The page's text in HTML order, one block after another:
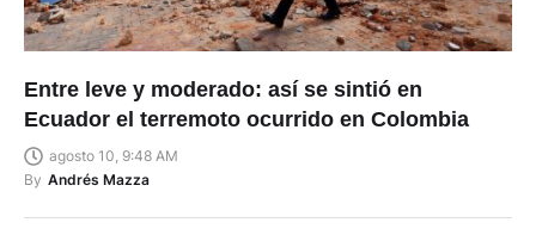
Entre leve y moderado: así se sintió en
Ecuador el terremoto ocurrido en Colombia
agosto 10, 9:48 AM
By Andrés Mazza